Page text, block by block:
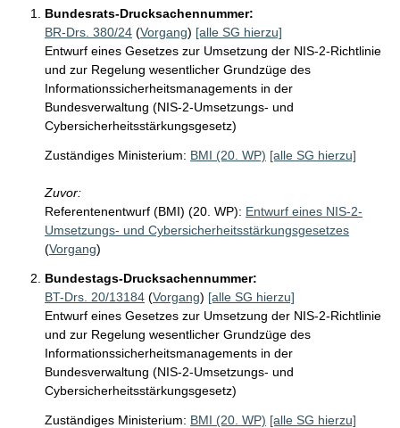
Bundesrats-Drucksachennummer:
BR-Drs. 380/24 (Vorgang) [alle SG hierzu]
Entwurf eines Gesetzes zur Umsetzung der NIS-2-Richtlinie
und zur Regelung wesentlicher Grundzüge des
Informationssicherheitsmanagements in der
Bundesverwaltung (NIS-2-Umsetzungs- und
Cybersicherheitsstärkungsgesetz)
Zuständiges Ministerium: BMI (20. WP) [alle SG hierzu]
Zuvor:
Referentenentwurf (BMI) (20. WP): Entwurf eines NIS-2-
Umsetzungs- und Cybersicherheitsstärkungsgesetzes
(Vorgang)
Bundestags-Drucksachennummer:
BT-Drs. 20/13184 (Vorgang) [alle SG hierzu]
Entwurf eines Gesetzes zur Umsetzung der NIS-2-Richtlinie
und zur Regelung wesentlicher Grundzüge des
Informationssicherheitsmanagements in der
Bundesverwaltung (NIS-2-Umsetzungs- und
Cybersicherheitsstärkungsgesetz)
Zuständiges Ministerium: BMI (20. WP) [alle SG hierzu]